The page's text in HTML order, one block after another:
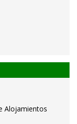
Alojamientos